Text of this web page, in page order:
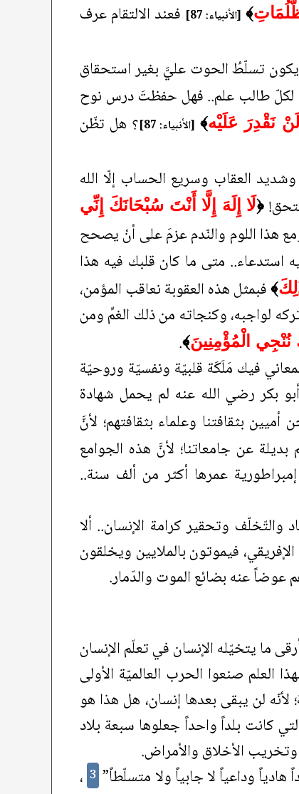
﴾ [الأنبياء: 87]
فعند الالتقام عرف
يكون تسلّطُ الحوت عليَّ بغير استحقاق
لكلّ طالب علم.. فهل حفظتَ درس نوح
نَقْدِرَ عَلَيْه﴾ [الأنبياء: 87]
؟ هل تظّن
العقاب وسريع الحساب إلّا الله
﴿لَا إِلَهَ إِلَّا أَنْتَ سُبْحَانَكَ إِنِّي
ومع هذا اللوم والنّدم عزمَ على أنْ يصحح
استدعاء.. متى ما كان قلبك فيه هذا
﴾فبمثل هذه العقوبة نعاقب المؤمن،
لواجبه، وكنجاته من ذلك الغمِّ ومن
نُنْجِي الْمُؤْمِنِينَ﴾.
فيك مَلَكَة قلبيّة ونفسيّة وروحيّة
بكر رضي الله عنه لم يحمل شهادة
أميين بثقافتنا وعلماء بثقافتهم؛ لأنَّ
عن جامعاتنا؛ لأنَّ هذه الجوامع
عمرها أكثر من ألف سنة..
والتّخلّف وتحقير كرامة الإنسان.. ألا
فيموتون بالملايين ويخلقون
عوضاً عنه بضائع الموت والدّمار.
ما يتخيّله الإنسان في تعلّم الإنسان
العلم صنعوا الحرب العالميّة الأولى
لأنّه لن يبقى بعدها إنسان، هل هذا هو
كانت بلداً واحداً جعلوها سبعة بلاد
الأخلاق والأمراض.
وداعياً لا جابياً ولا متسلّطاً” 3 ،